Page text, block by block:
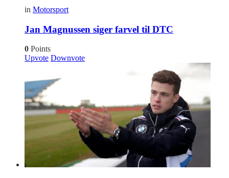
in Motorsport
Jan Magnussen siger farvel til DTC
0 Points
Upvote Downvote